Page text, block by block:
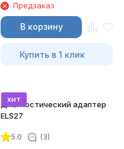
Предзаказ
В корзину
Купить в 1 клик
хит
Диагностический адаптер
ELS27
5.0 (3)